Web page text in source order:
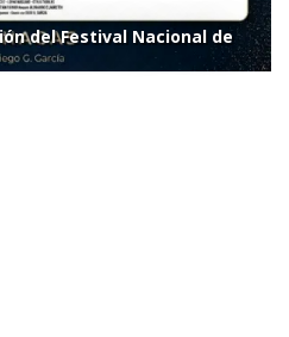
del Festival Nacional de